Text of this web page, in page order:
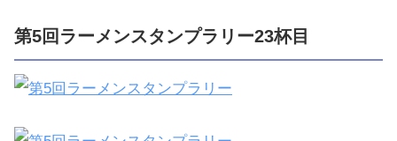
第5回ラーメンスタンプラリー23杯目